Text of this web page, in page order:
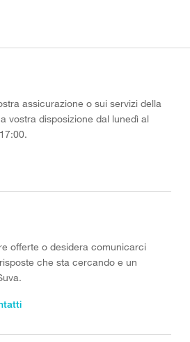
assicurazione o sui servizi della
vostra disposizione dal lunedì al
offerte o desidera comunicarci
che sta cercando e un